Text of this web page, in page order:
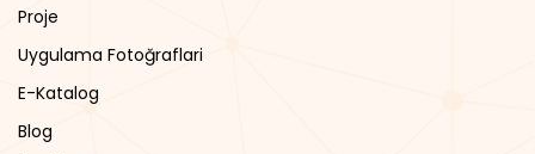
Proje
Uygulama Fotoğraflari
E-Katalog
Blog